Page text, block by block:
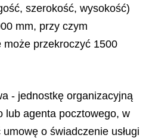
szerokość, wysokość)
mm, przy czym
może przekroczyć 1500
- jednostkę organizacyjną
lub agenta pocztowego, w
o świadczenie usługi